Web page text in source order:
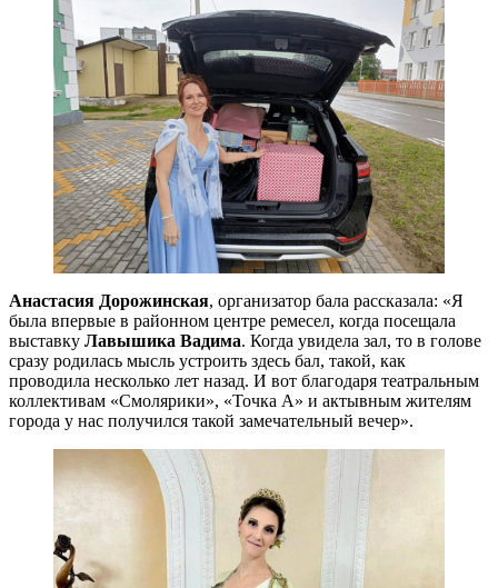
Анастасия Дорожинская, организатор бала рассказала: «Я
была впервые в районном центре ремесел, когда посещала
выставку Лавышика Вадима. Когда увидела зал, то в голове
сразу родилась мысль устроить здесь бал, такой, как
проводила несколько лет назад. И вот благодаря театральным
коллективам «Смолярики», «Точка А» и актывным жителям
города у нас получился такой замечательный вечер».